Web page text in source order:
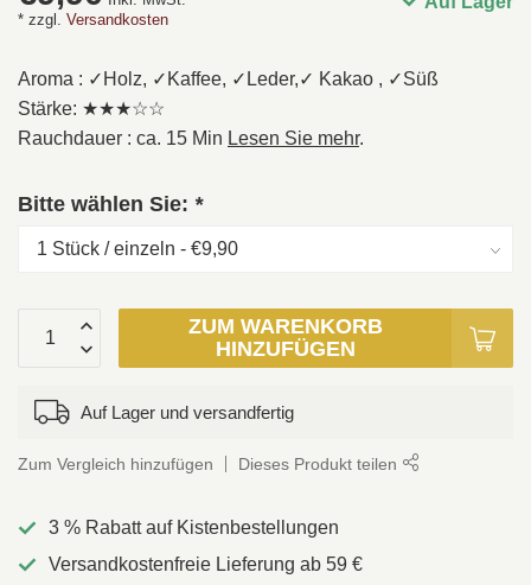
* zzgl. Versandkosten
Aroma : ✓Holz, ✓Kaffee, ✓Leder,✓ Kakao , ✓Süß
Stärke: ★★★☆☆
Rauchdauer : ca. 15 Min Lesen Sie mehr.
Bitte wählen Sie: *
ZUM WARENKORB
HINZUFÜGEN
Auf Lager und versandfertig
Zum Vergleich hinzufügen Dieses Produkt teilen
3 % Rabatt auf Kistenbestellungen
Versandkostenfreie Lieferung ab 59 €